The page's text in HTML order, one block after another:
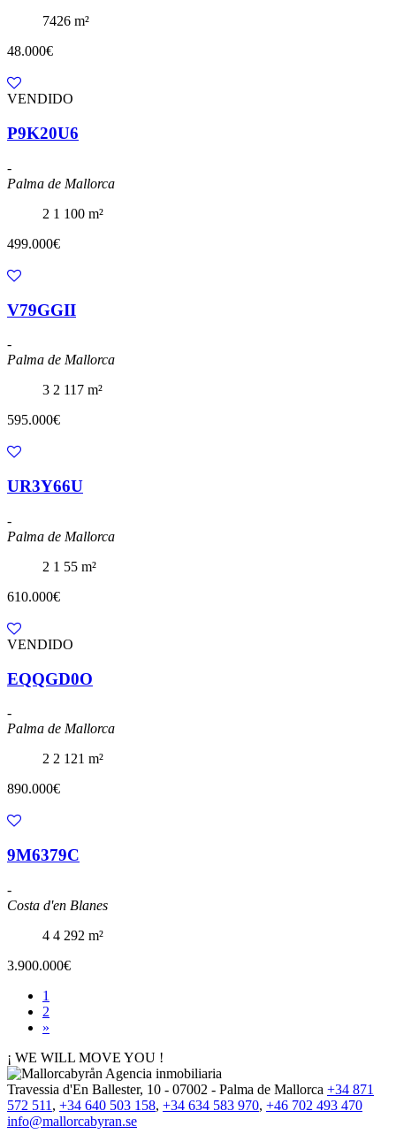
7426 m²
48.000€
VENDIDO
P9K20U6
-
Palma de Mallorca
2 1 100 m²
499.000€
V79GGII
-
Palma de Mallorca
3 2 117 m²
595.000€
UR3Y66U
-
Palma de Mallorca
2 1 55 m²
610.000€
VENDIDO
EQQGD0O
-
Palma de Mallorca
2 2 121 m²
890.000€
9M6379C
-
Costa d'en Blanes
4 4 292 m²
3.900.000€
1
2
»
¡ WE WILL MOVE YOU !
Travessia d'En Ballester, 10 - 07002 - Palma de Mallorca +34 871
572 511 , +34 640 503 158, +34 634 583 970, +46 702 493 470
info@mallorcabyran.se